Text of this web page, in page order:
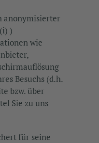
anonymisierter
)
wie
Besuchs (d.h.
bzw. über
Sie zu uns
für seine